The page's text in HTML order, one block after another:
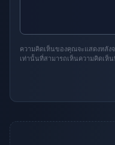
ความคิดเห็นของคุณจะแสดงหลัง
เท่านั้นที่สามารถเห็นความคิดเห็